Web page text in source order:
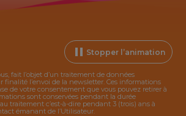
Stopper l’animation
fait l’objet d’un traitement de données
finalité l’envoi de la newsletter. Ces informations
de votre consentement que vous pouvez retirer à
sont conservées pendant la durée
traitement c’est-à-dire pendant 3 (trois) ans à
émanant de l’Utilisateur.